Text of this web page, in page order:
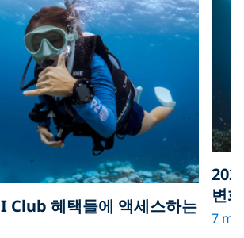
Club 혜택들에 액세스하는
변
7